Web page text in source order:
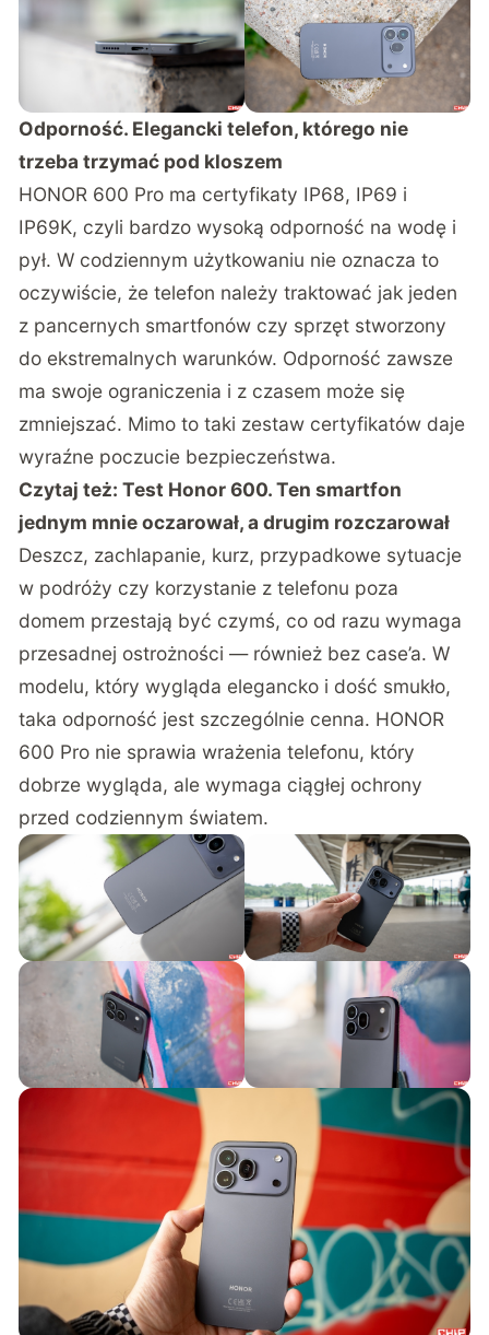
Odporność. Elegancki telefon, którego nie
trzeba trzymać pod kloszem
HONOR 600 Pro ma certyfikaty IP68, IP69 i
IP69K, czyli bardzo wysoką odporność na wodę i
pył. W codziennym użytkowaniu nie oznacza to
oczywiście, że telefon należy traktować jak jeden
z pancernych smartfonów czy sprzęt stworzony
do ekstremalnych warunków. Odporność zawsze
ma swoje ograniczenia i z czasem może się
zmniejszać. Mimo to taki zestaw certyfikatów daje
wyraźne poczucie bezpieczeństwa.
Czytaj też:Test Honor 600. Ten smartfon
jednym mnie oczarował, a drugim rozczarował
Deszcz, zachlapanie, kurz, przypadkowe sytuacje
w podróży czy korzystanie z telefonu poza
domem przestają być czymś, co od razu wymaga
przesadnej ostrożności — również bez case’a. W
modelu, który wygląda elegancko i dość smukło,
taka odporność jest szczególnie cenna. HONOR
600 Pro nie sprawia wrażenia telefonu, który
dobrze wygląda, ale wymaga ciągłej ochrony
przed codziennym światem.